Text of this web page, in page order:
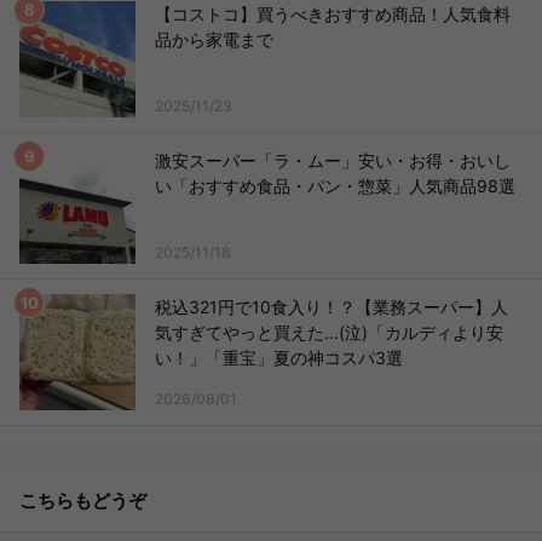
【コストコ】買うべきおすすめ商品！人気食料
品から家電まで
2025/11/23
激安スーパー「ラ・ムー」安い・お得・おいし
い「おすすめ食品・パン・惣菜」人気商品98選
2025/11/18
税込321円で10食入り！？【業務スーパー】人
気すぎてやっと買えた…(泣)「カルディより安
い！」「重宝」夏の神コスパ3選
2026/08/01
こちらもどうぞ